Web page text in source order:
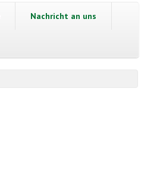
Nachricht an uns